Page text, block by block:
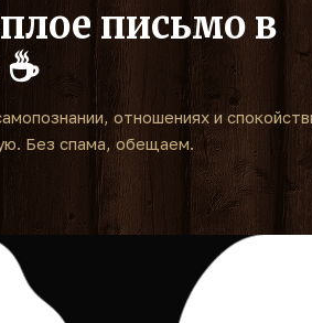
письмо в
отношениях и
Без спама, обещаем.